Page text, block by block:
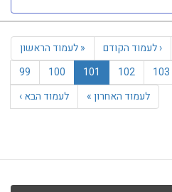
« לעמוד הראשון ‹ לעמוד הקודם
99
100 101 102 103
לעמוד הבא ›
לעמוד האחרון »